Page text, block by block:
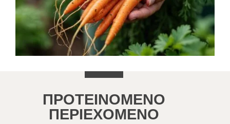
ΠΡΟΤΕΙΝΌΜΕΝΟ
ΠΕΡΙΕΧΌΜΕΝΟ